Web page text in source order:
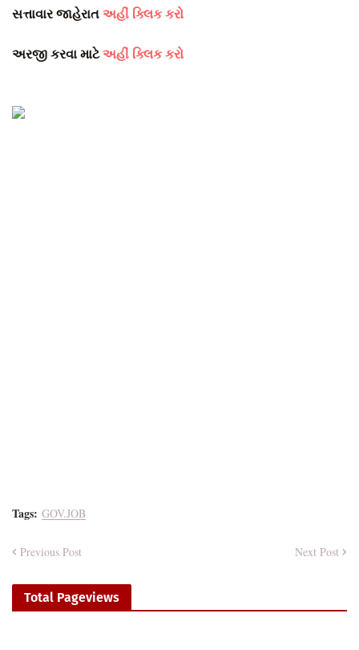
સત્તાવાર જાહેરાત અહીં ક્લિક કરો
અરજી કરવા માટેઅહીં ક્લિક કરો
Tags: GOV.JOB
Previous Post Next Post
Total Pageviews